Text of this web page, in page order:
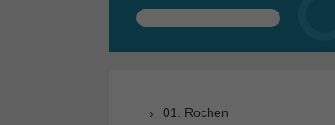
Suchen
01. Rochen